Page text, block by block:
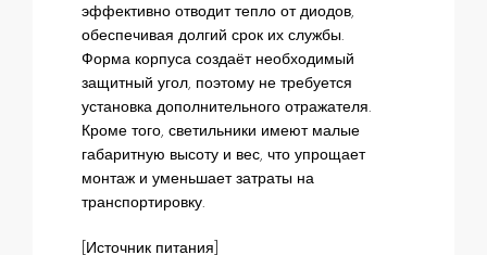
эффективно отводит тепло от диодов,
обеспечивая долгий срок их службы.
Форма корпуса создаёт необходимый
защитный угол, поэтому не требуется
установка дополнительного отражателя.
Кроме того, светильники имеют малые
габаритную высоту и вес, что упрощает
монтаж и уменьшает затраты на
транспортировку.
[Источник питания]